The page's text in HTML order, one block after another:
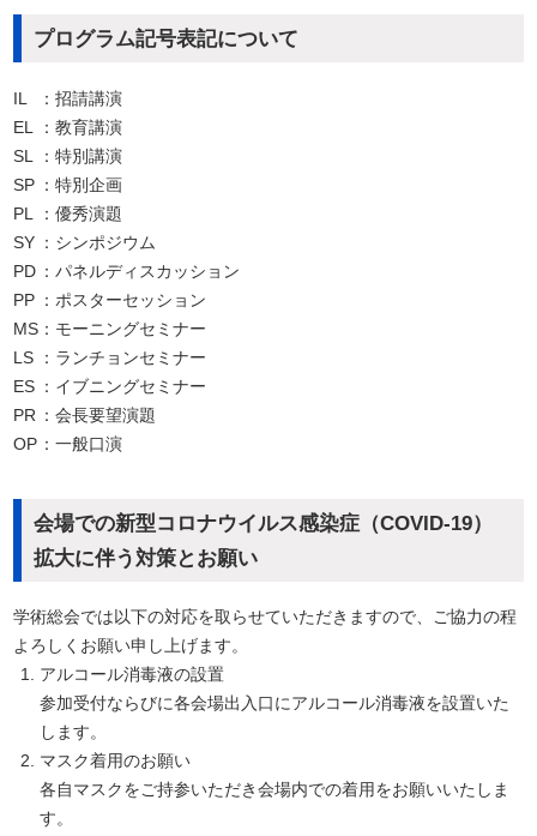
プログラム記号表記について
IL
：招請講演
EL
：教育講演
SL
：特別講演
SP ：特別企画
PL
：優秀演題
SY ：シンポジウム
PD ：パネルディスカッション
PP ：ポスターセッション
MS ：モーニングセミナー
LS
：ランチョンセミナー
ES ：イブニングセミナー
PR ：会長要望演題
OP ：一般口演
会場での新型コロナウイルス感染症（COVID-19）
拡大に伴う対策とお願い
学術総会では以下の対応を取らせていただきますので、ご協力の程
よろしくお願い申し上げます。
アルコール消毒液の設置
参加受付ならびに各会場出入口にアルコール消毒液を設置いた
します。
マスク着用のお願い
各自マスクをご持参いただき会場内での着用をお願いいたしま
す。